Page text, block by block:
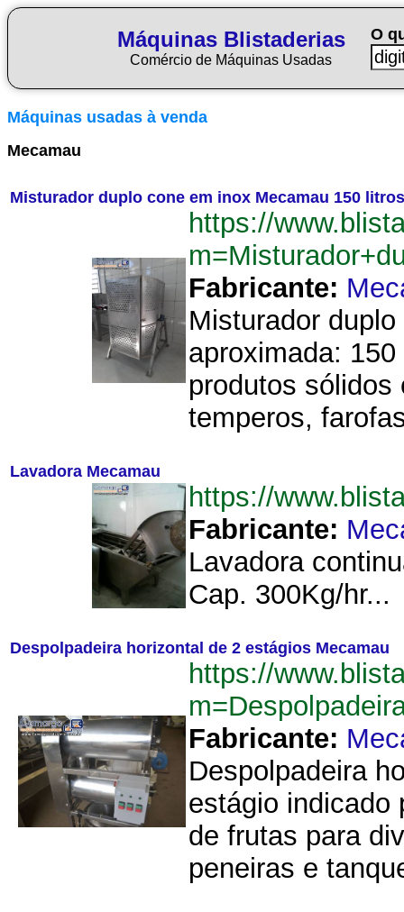
Máquinas Blistaderias
Comércio de Máquinas Usadas
O
Máquinas usadas à venda
Mecamau
Misturador duplo cone em inox Mecamau 150 litros
https://
Fabricante:
Misturador
aproximada:
produtos
temperos,
Lavadora Mecamau
https://
Fabricante:
Lavadora
Cap. 300Kg/hr...
Despolpadeira horizontal de 2 estágios Mecamau
https://
Fabricante:
Despolpadeira
estágio indicado
de frutas para
peneiras e